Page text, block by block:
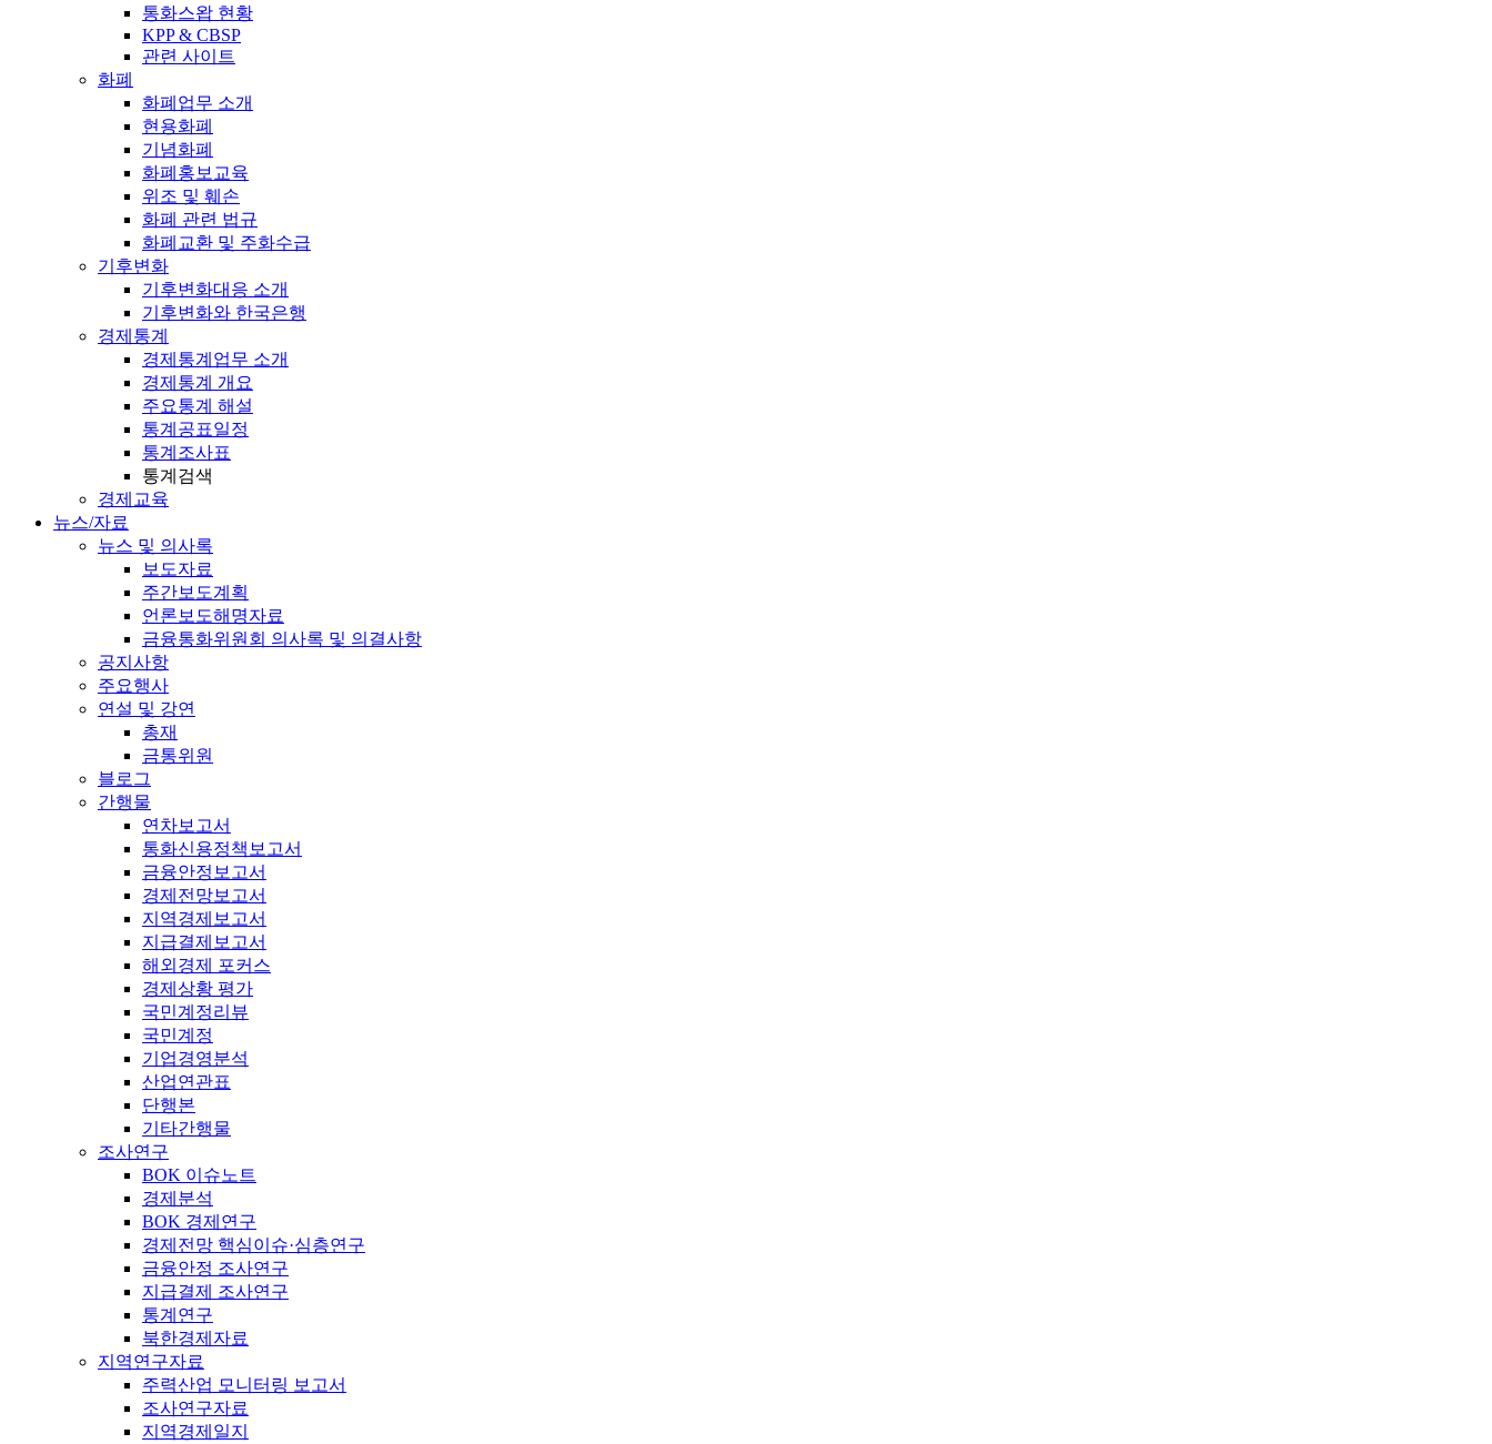
통화스왑 현황
KPP & CBSP
관련 사이트
화폐
화폐업무 소개
현용화폐
기념화폐
화폐홍보교육
위조 및 훼손
화폐 관련 법규
화폐교환 및 주화수급
기후변화
기후변화대응 소개
기후변화와 한국은행
경제통계
경제통계업무 소개
경제통계 개요
주요통계 해설
통계공표일정
통계조사표
통계검색
경제교육
뉴스/자료
뉴스 및 의사록
보도자료
주간보도계획
언론보도해명자료
금융통화위원회 의사록 및 의결사항
공지사항
주요행사
연설 및 강연
총재
금통위원
블로그
간행물
연차보고서
통화신용정책보고서
금융안정보고서
경제전망보고서
지역경제보고서
지급결제보고서
해외경제 포커스
경제상황 평가
국민계정리뷰
국민계정
기업경영분석
산업연관표
단행본
기타간행물
조사연구
BOK 이슈노트
경제분석
BOK 경제연구
경제전망 핵심이슈·심층연구
금융안정 조사연구
지급결제 조사연구
통계연구
북한경제자료
지역연구자료
주력산업 모니터링 보고서
조사연구자료
지역경제일지